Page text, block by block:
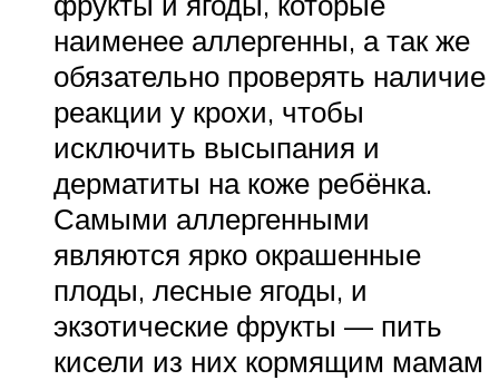
наименее аллергенны, а так же
обязательно проверять наличие
реакции у крохи, чтобы
исключить высыпания и
дерматиты на коже ребёнка.
Самыми аллергенными
являются ярко окрашенные
плоды, лесные ягоды, и
экзотические фрукты — пить
кисели из них кормящим мамам